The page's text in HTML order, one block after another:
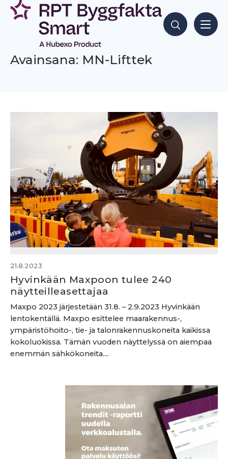
Siirry
sisältöön
Hae sisältöjä
Avainsana: MN-Lifttek
21.8.2023
Hyvinkään Maxpoon tulee 240
näytteilleasettajaa
Maxpo 2023 järjestetään 31.8. – 2.9.2023 Hyvinkään
lentokentällä. Maxpo esittelee maarakennus-,
ympäristöhoito-, tie- ja talonrakennuskoneita kaikissa
kokoluokissa. Tämän vuoden näyttelyssä on aiempaa
enemmän sähkökoneita....